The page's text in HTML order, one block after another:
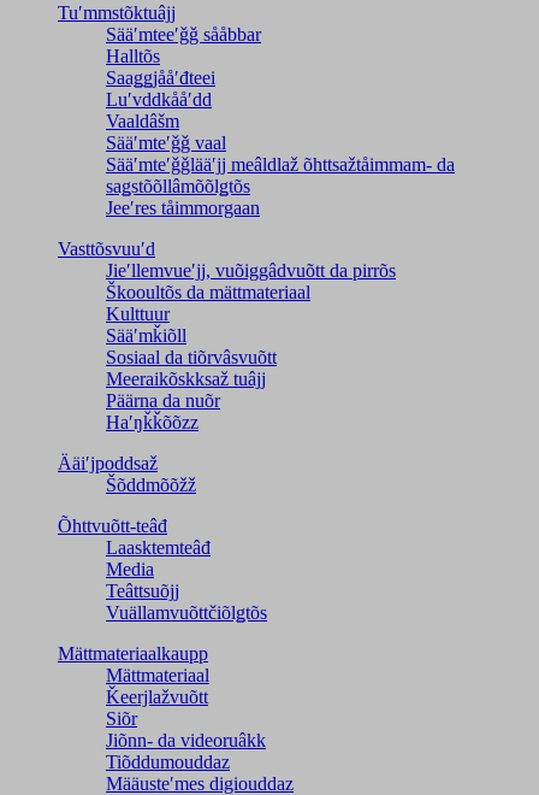
Tuʹmmstõktuâjj
Sääʹmteeʹǧǧ sååbbar
Halltõs
Saaǥǥjååʹđteei
Luʹvddkååʹdd
Vaaldâšm
Sääʹmteʹǧǧ vaal
Sääʹmteʹǧǧlääʹjj meâldlaž õhttsažtåimmam- da
saǥstõõllâmõõlǥtõs
Jeeʹres tåimmorgaan
Vasttõsvuuʹd
Jieʹllemvueʹjj, vuõiggâdvuõtt da pirrõs
Škooultõs da mättmateriaal
Kulttuur
Sääʹmǩiõll
Sosiaal da tiõrvâsvuõtt
Meeraikõskksaž tuâjj
Päärna da nuõr
Haʹŋǩǩõõzz
Ääiʹjpoddsaž
Šõddmõõžž
Õhttvuõtt-teâđ
Laasktemteâđ
Media
Teâttsuõjj
Vuällamvuõttčiõlǥtõs
Mättmateriaalkaupp
Mättmateriaal
Ǩeerjlažvuõtt
Siõr
Jiõnn- da videoruâkk
Tiõddumouddaz
Määusteʹmes digiouddaz